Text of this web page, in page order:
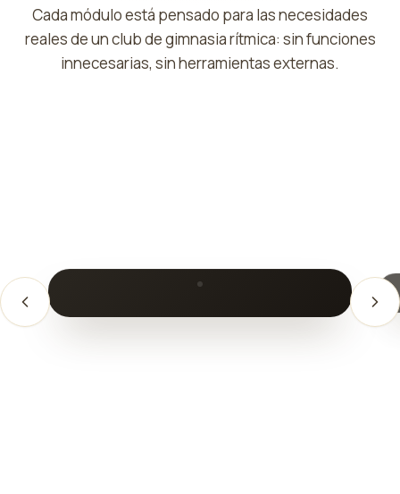
Cada módulo está pensado para las necesidades
reales de un club de gimnasia rítmica: sin funciones
innecesarias, sin herramientas externas.